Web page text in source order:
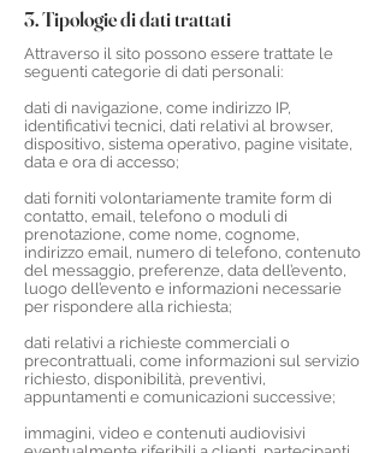
3. Tipologie di dati trattati
Attraverso il sito possono essere trattate le
seguenti categorie di dati personali:
dati di navigazione, come indirizzo IP,
identificativi tecnici, dati relativi al browser,
dispositivo, sistema operativo, pagine visitate,
data e ora di accesso;
dati forniti volontariamente tramite form di
contatto, email, telefono o moduli di
prenotazione, come nome, cognome,
indirizzo email, numero di telefono, contenuto
del messaggio, preferenze, data dell’evento,
luogo dell’evento e informazioni necessarie
per rispondere alla richiesta;
dati relativi a richieste commerciali o
precontrattuali, come informazioni sul servizio
richiesto, disponibilità, preventivi,
appuntamenti e comunicazioni successive;
immagini, video e contenuti audiovisivi